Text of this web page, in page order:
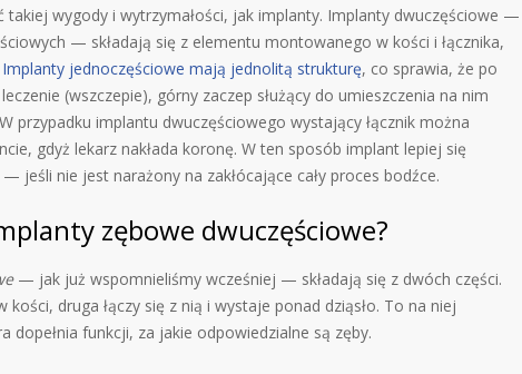
wygody i wytrzymałości, jak implanty. Implanty dwuczęściowe —
— składają się z elementu montowanego w kości i łącznika,
Implanty jednoczęściowe mają jednolitą strukturę, co sprawia, że po
(wszczepie), górny zaczep służący do umieszczenia na nim
przypadku implantu dwuczęściowego wystający łącznik można
gdyż lekarz nakłada koronę. W ten sposób implant lepiej się
jeśli nie jest narażony na zakłócające cały proces bodźce.
zębowe dwuczęściowe?
— jak już wspomnieliśmy wcześniej — składają się z dwóch części.
kości, druga łączy się z nią i wystaje ponad dziąsło. To na niej
dopełnia funkcji, za jakie odpowiedzialne są zęby.